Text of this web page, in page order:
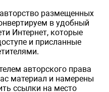
размещенных
в удобный
Интернет, которые
и присланные
авторского права
материал и намерены
ссылки на место